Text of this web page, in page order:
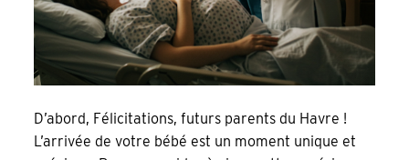
D’abord, Félicitations, futurs parents du Havre !
L’arrivée de votre bébé est un moment unique et